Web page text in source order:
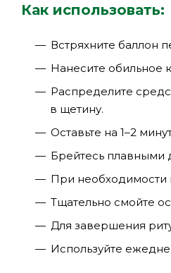
Как использовать:
Встряхните баллон
Нанесите обильное
Распределите
в щетину.
Оставьте на 1–2
Брейтесь плавными
При необходимости
Тщательно смойте
Для завершения
Используйте